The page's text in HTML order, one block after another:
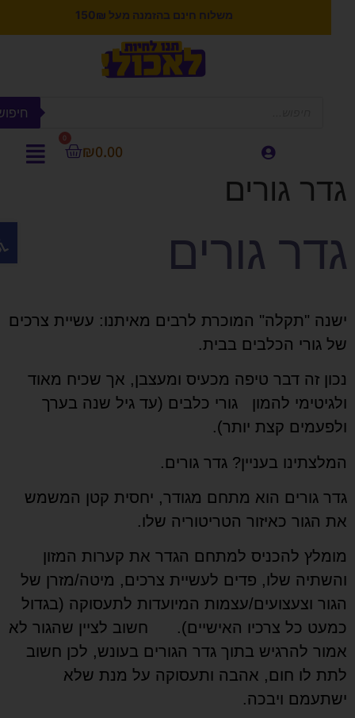
משלוח חינם בהזמנה מעל 150₪
חיפוש
₪0.00
גורים
גורים
"תקלה" המוכרת לרבים מאיתנו: עשיית צרכים
גורי הכלבים בבית.
זה דבר טיפה מכעיס ומעצבן, אך שכיח מאוד
להמון גורי כלבים (עד גיל שנה בערך
קצת יותר).
בעניין? גדר גורים.
גורים הוא מתחם מגודר, יחסית קטן המשמש
הגור כאיזור הטריטוריה שלו.
להכניס למתחם הגדר את קערות המזון
שלו, פדים לעשיית צרכים, מיטה/מזרן של
וצעצועים/עצמות המיועדות לתעסוקה (בגדול
כל צרכיו האישיים). חשוב לציין שהגור לא
להרגיש בתוך גדר הגורים בעונש, לכן חשוב
לו חום, אהבה ותעסוקה על מנת שלא
ויבכה.